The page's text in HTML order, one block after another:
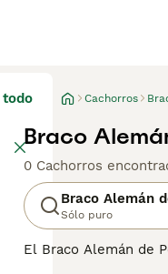
todo Cachorros
Braco
0 Cachorros
Braco Alemán
Sólo puro
El Braco Alemán de